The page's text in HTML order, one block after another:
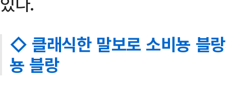
◇ 클래식한 말보로 소비뇽 블
뇽 블랑